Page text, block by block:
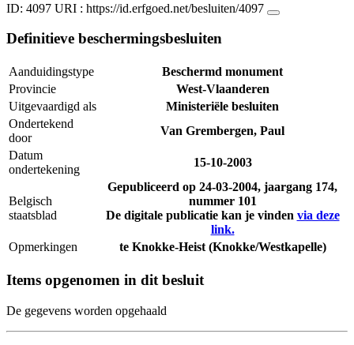
ID: 4097 URI : https://id.erfgoed.net/besluiten/4097
Definitieve beschermingsbesluiten
Aanduidingstype
Beschermd monument
Provincie
West-Vlaanderen
Uitgevaardigd als
Ministeriële besluiten
Ondertekend
door
Van Grembergen, Paul
Datum
ondertekening
15-10-2003
Belgisch
staatsblad
Gepubliceerd op 24-03-2004, jaargang 174,
nummer 101
De digitale publicatie kan je vinden via deze
link.
Opmerkingen
te Knokke-Heist (Knokke/Westkapelle)
Items opgenomen in dit besluit
De gegevens worden opgehaald